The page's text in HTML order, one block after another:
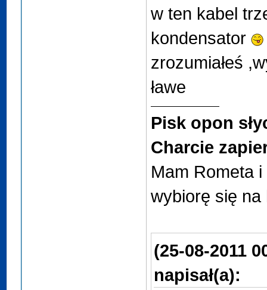
w ten kabel
kondensator
zrozumiałeś
ławe
Pisk opon
Charcie
Mam Rometa
wybiorę się na
(25-08-2011
napisał(a):